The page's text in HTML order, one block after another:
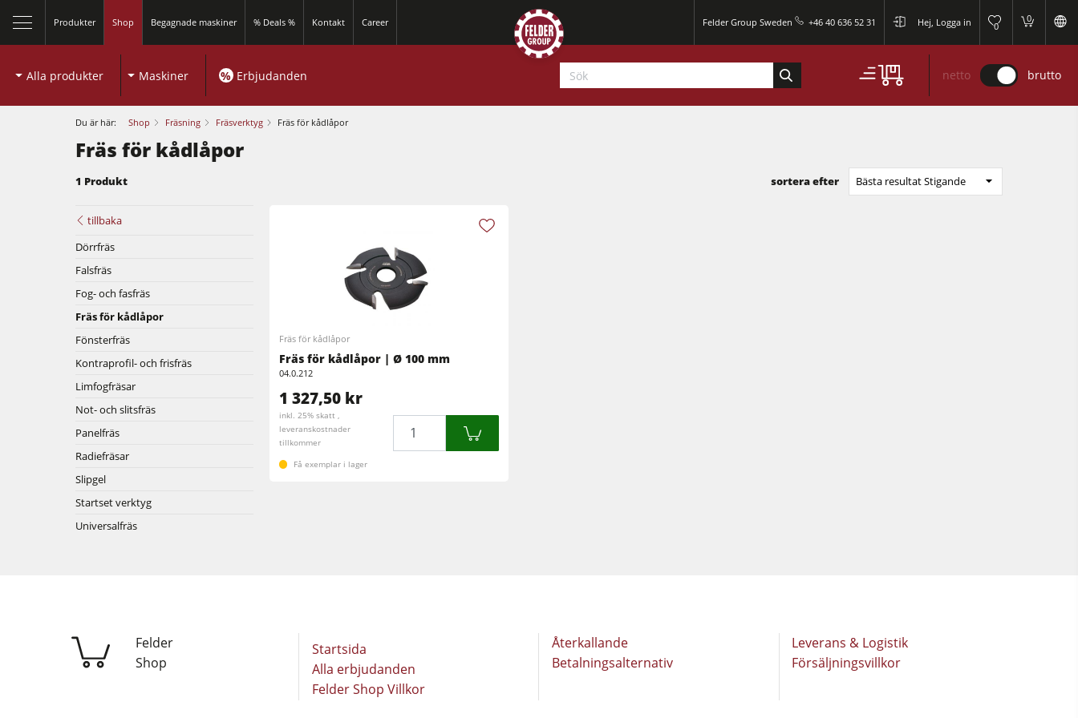
Produkter Shop Begagnade maskiner % Deals % Kontakt Career Felder Group Sweden +46 40 636 52 31 Hej, Logga in 0
0
Rikt- och planhyvlar
Cirkelsåg/Fräs
5-funktions kombimaskin CNC fräsar
Bredband- & kantslipmaskin Borst- och borstslipmaskiner
Bandsågar
Vägg- och ­plattuppdelningssåg Brikettpress
Rikt- och planhyvlar
Bordsfräsar
Kombimaskiner Kantlistmaskiner
Spånsugar
Alla produkter Maskiner % Erbjudanden netto brutto
Du är här: Shop Fräsning Fräsverktyg Fräs för kådlåpor
Fräs för kådlåpor
1 Produkt sortera efter Bästa resultat Stigande
tillbaka
Dörrfräs
Falsfräs
Fog- och fasfräs
Fräs för kådlåpor
Fönsterfräs
Kontraprofil- och frisfräs
Limfogfräsar
Not- och slitsfräs
Panelfräs
Radiefräsar
Slipgel
Startset verktyg
Universalfräs
Fräs för kådlåpor
Fräs för kådlåpor | Ø 100 mm
04.0.212
1 327,50 kr
inkl. 25% skatt ,
leveranskostnader
tillkommer
Få exemplar i lager
Felder
Shop
Startsida
Alla erbjudanden
Felder Shop Villkor
Återkallande
Betalningsalternativ
Leverans & Logistik
Försäljningsvillkor